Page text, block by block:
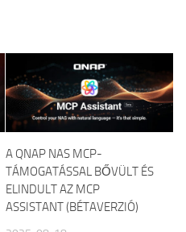
A QNAP NAS MCP-
TÁMOGATÁSSAL BŐVÜLT ÉS
ELINDULT AZ MCP
ASSISTANT (BÉTAVERZIÓ)